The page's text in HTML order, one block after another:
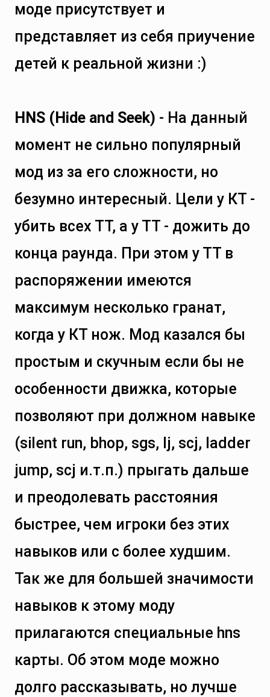
моде присутствует и
представляет из себя приучение
детей к реальной жизни :)
HNS (Hide and Seek) - На данный
момент не сильно популярный
мод из за его сложности, но
безумно интересный. Цели у КТ -
убить всех ТТ, а у ТТ - дожить до
конца раунда. При этом у ТТ в
распоряжении имеются
максимум несколько гранат,
когда у КТ нож. Мод казался бы
простым и скучным если бы не
особенности движка, которые
позволяют при должном навыке
(silent run, bhop, sgs, lj, scj, ladder
jump, scj и.т.п.) прыгать дальше
и преодолевать расстояния
быстрее, чем игроки без этих
навыков или с более худшим.
Так же для большей значимости
навыков к этому моду
прилагаются специальные hns
карты. Об этом моде можно
долго рассказывать, но лучше